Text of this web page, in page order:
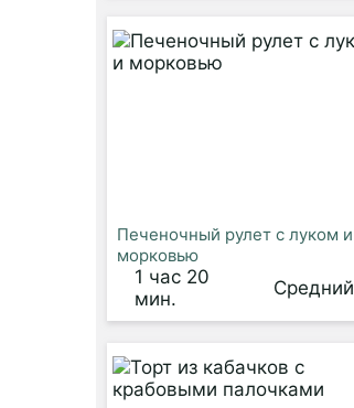
Печеночный рулет с луком и
морковью
1 час 20
мин.
Средний